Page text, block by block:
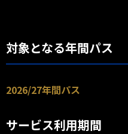
対象となる年間パス
2026/27年間パス
サービス利用期間